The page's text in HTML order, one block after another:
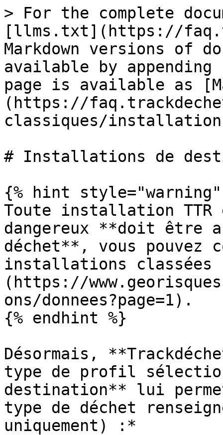
> For the complete
[llms.txt](https://
Markdown versions of
available by
page is available as
(https://
classiques/
# Installations de
{% hint style="warning"
Toute installation TTR
dangereux **doit être
déchet**, vous
installations
(https://
ons/donnees?page=1).
{% endhint %}
Désormais,
type de profil
destination** lui
type de déchet
uniquement) :*